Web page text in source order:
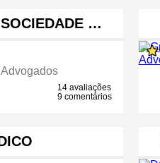
…
14 avaliações
9 comentários